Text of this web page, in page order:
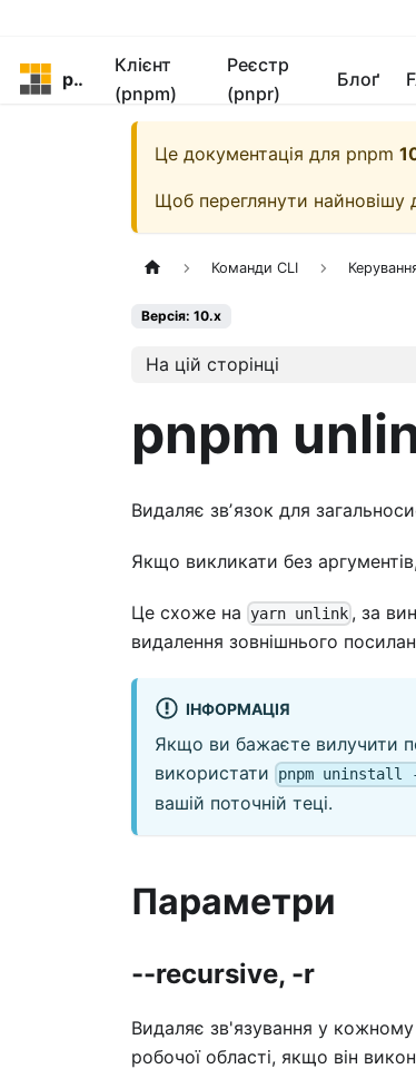
pnpm
Клієнт
(pnpm)
Реєстр
(pnpr)
Блоґ
Це документація для pnpm
Щоб переглянути найновішу
Команди CLI
Версія: 10.x
На цій сторінці
pnpm
Видаляє звʼязок для
Якщо викликати без аргументів,
Це схоже на yarn unlink , за
видалення зовнішнього
ІНФОРМАЦІЯ
Якщо ви бажаєте вилучити
використати
pnpm uninstall
вашій поточній теці.
Параметри
--recursive, -r
Видаляє зв'язування у
робочої області, якщо він